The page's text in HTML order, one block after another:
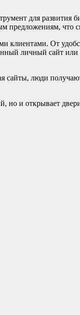
для развития
что
клиентами. От
личный сайт
сайты, люди
но и открывает